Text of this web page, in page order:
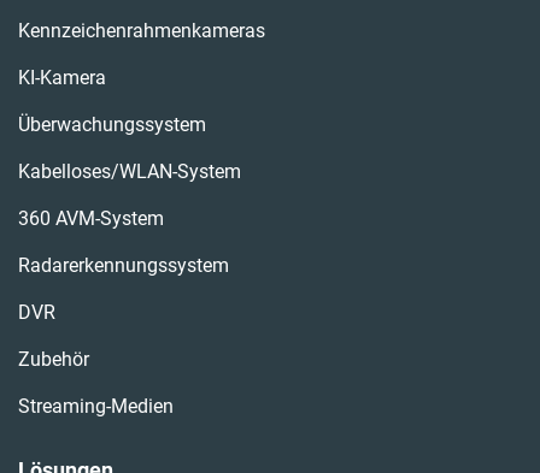
Kennzeichenrahmenkameras
KI-Kamera
Überwachungssystem
Kabelloses/WLAN-System
360 AVM-System
Radarerkennungssystem
DVR
Zubehör
Streaming-Medien